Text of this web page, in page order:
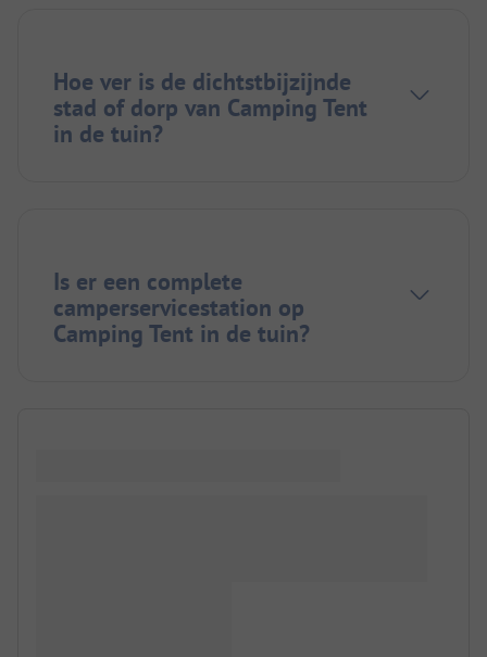
Hoe ver is de dichtstbijzijnde
stad of dorp van Camping Tent
in de tuin?
Is er een complete
camperservicestation op
Camping Tent in de tuin?